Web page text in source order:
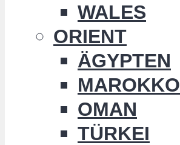
WALES
ORIENT
ÄGYPTEN
MAROKKO
OMAN
TÜRKEI